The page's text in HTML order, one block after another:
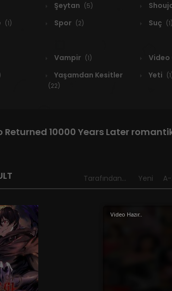
Şeytan (5)
(1) Spor (2) Suç (1)
Vampir (1) Video
Yaşamdan Kesitler
(22)
Yeti
Returned 10000 Years Later
Tarafından... Yeni
Video Hazır..